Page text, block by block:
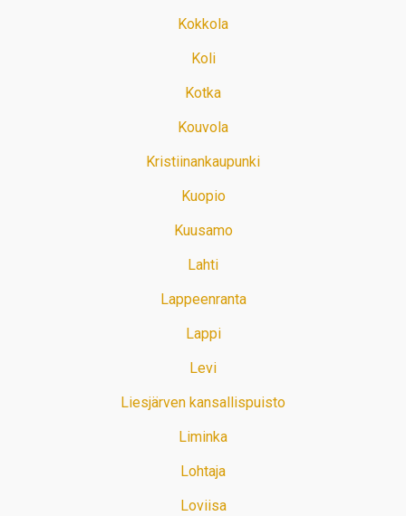
Kokkola
Koli
Kotka
Kouvola
Kristiinankaupunki
Kuopio
Kuusamo
Lahti
Lappeenranta
Lappi
Levi
Liesjärven kansallispuisto
Liminka
Lohtaja
Loviisa